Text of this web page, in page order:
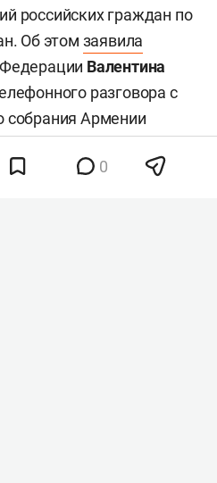
российских граждан по
Об этом заявила
Валентина
разговора с
собрания Армении
0